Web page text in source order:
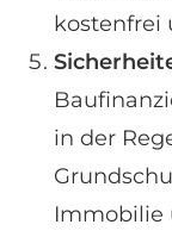
kostenfrei
in der
Immobilie